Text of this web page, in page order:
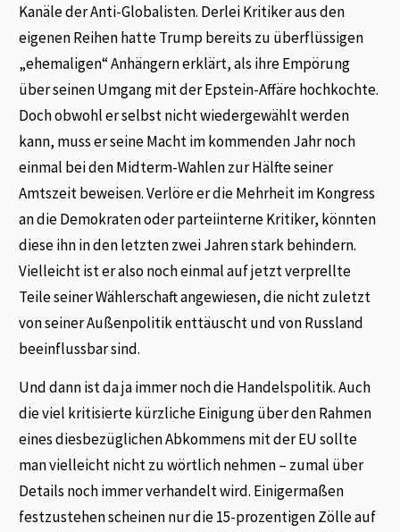
Kanäle der Anti-Globalisten. Derlei Kritiker aus den
eigenen Reihen hatte Trump bereits zu überflüssigen
„ehemaligen“ Anhängern erklärt, als ihre Empörung
über seinen Umgang mit der Epstein-Affäre hochkochte.
Doch obwohl er selbst nicht wiedergewählt werden
kann, muss er seine Macht im kommenden Jahr noch
einmal bei den Midterm-Wahlen zur Hälfte seiner
Amtszeit beweisen. Verlöre er die Mehrheit im Kongress
an die Demokraten oder parteiinterne Kritiker, könnten
diese ihn in den letzten zwei Jahren stark behindern.
Vielleicht ist er also noch einmal auf jetzt verprellte
Teile seiner Wählerschaft angewiesen, die nicht zuletzt
von seiner Außenpolitik enttäuscht und von Russland
beeinflussbar sind.
Und dann ist da ja immer noch die Handelspolitik. Auch
die viel kritisierte kürzliche Einigung über den Rahmen
eines diesbezüglichen Abkommens mit der EU sollte
man vielleicht nicht zu wörtlich nehmen – zumal über
Details noch immer verhandelt wird. Einigermaßen
festzustehen scheinen nur die 15-prozentigen Zölle auf